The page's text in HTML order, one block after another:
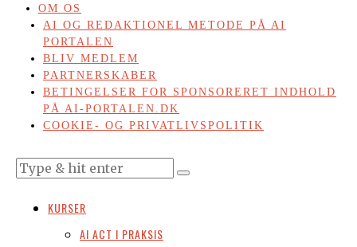
OM OS
AI OG REDAKTIONEL METODE PÅ AI
PORTALEN
BLIV MEDLEM
PARTNERSKABER
BETINGELSER FOR SPONSORERET INDHOLD
PÅ AI-PORTALEN.DK
COOKIE- OG PRIVATLIVSPOLITIK
KURSER
AI ACT I PRAKSIS